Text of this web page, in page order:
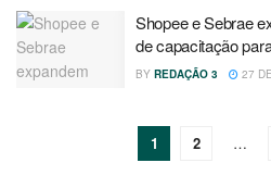
Shopee e Sebrae
de capacitação
BY REDAÇÃO 3 27
1 2 …